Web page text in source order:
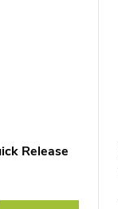
Release